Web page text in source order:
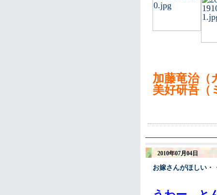
加藤竜治
美好研吾
2010年07月04日
お嫁さんがほしい・